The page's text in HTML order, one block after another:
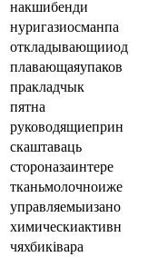
накшибенди
нуригазиосманпа
откладывающииод
плавающаяупаков
пракладчык
пятна
руководящиеприн
скаштаваць
стороназаинтере
тканьмолочноиже
управляемыизано
химическиактивн
чяхбиківара